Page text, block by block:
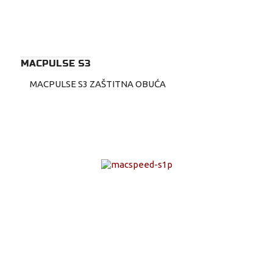
MACPULSE S3
MACPULSE S3 ZAŠTITNA OBUĆA